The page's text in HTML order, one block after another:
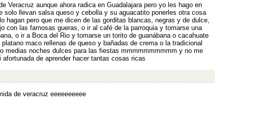
Veracruz aunque ahora radica en Guadalajara pero yo les hago en
solo llevan salsa queso y cebolla y su aguacatito ponerles otra cosa
hagan pero que me dicen de las gorditas blancas, negras y de dulce,
con las famosas gueras, o ir al café de la parroquia y tomarse una
o ir a Boca del Rio y tomarse un torito de guanábana o cacahuate
maco rellenas de queso y bañadas de crema o la tradicional
medias noches dulces para las fiestas mmmmmmmmmm y no me
de aprender hacer tantas cosas ricas
de veracruz eeeeeeeeee